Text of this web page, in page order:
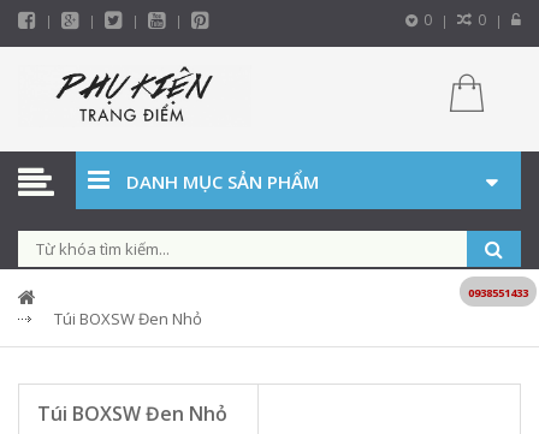
0 0
DANH MỤC SẢN PHẨM
Túi BOXSW Đen Nhỏ
Túi BOXSW Đen Nhỏ
0938551433